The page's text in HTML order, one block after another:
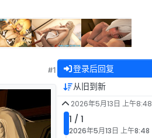
#1 登录后回复
从旧到新
2026年5月13日 上午8:48
1 / 1
2026年5月13日 上午8:48